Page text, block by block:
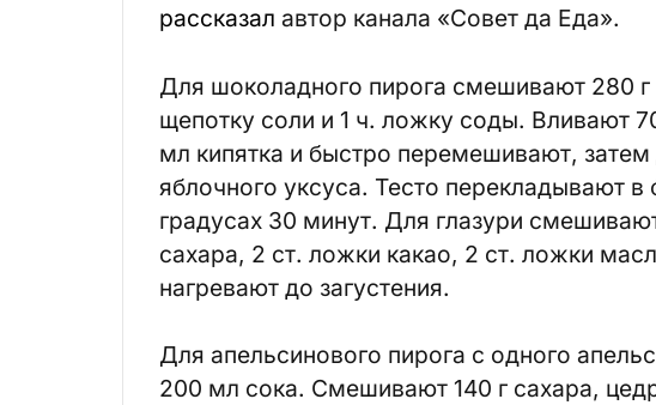
рассказал автор канала «Совет да Еда».
Для шоколадного пирога смешивают 280 г
щепотку соли и 1 ч. ложку соды. Вливают
мл кипятка и быстро перемешивают,
яблочного уксуса. Тесто перекладывают
градусах 30 минут. Для глазури
сахара, 2 ст. ложки какао, 2 ст. ложки
нагревают до загустения.
Для апельсинового пирога с одного
200 мл сока. Смешивают 140 г сахара,